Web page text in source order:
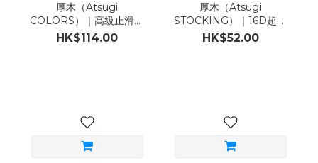
厚木（Atsugi
COLORS）｜高級止滑魚
網紋大腿襪：黑／膚
HK$114.00
厚木（Atsugi
STOCKING）｜16D超透
氣Airy DRY連褲襪｜2足
HK$52.00